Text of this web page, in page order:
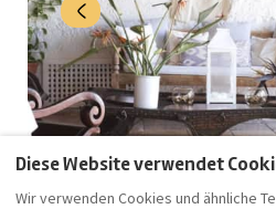
Diese Website verwendet
Wir verwenden Cookies und ähnliche